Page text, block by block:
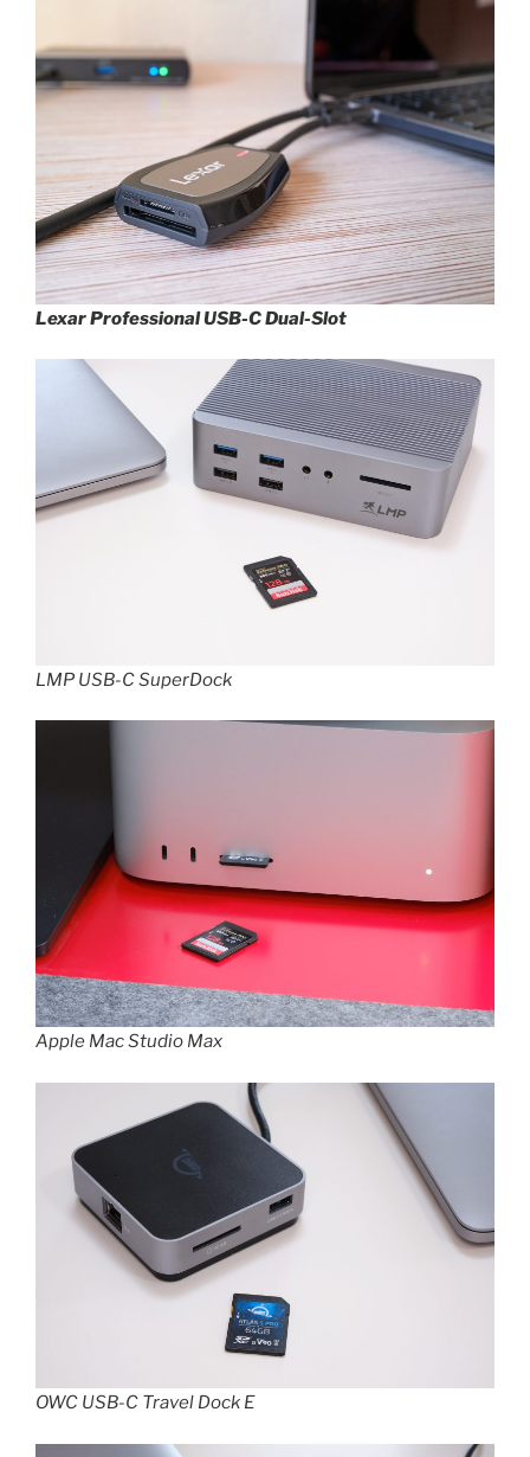
Lexar Professional USB-C Dual-Slot
LMP USB-C SuperDock
Apple Mac Studio Max
OWC USB-C Travel Dock E